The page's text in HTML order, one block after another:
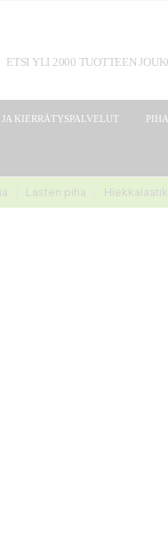
KIERRÄTYSPALVELUT
Lasten piha